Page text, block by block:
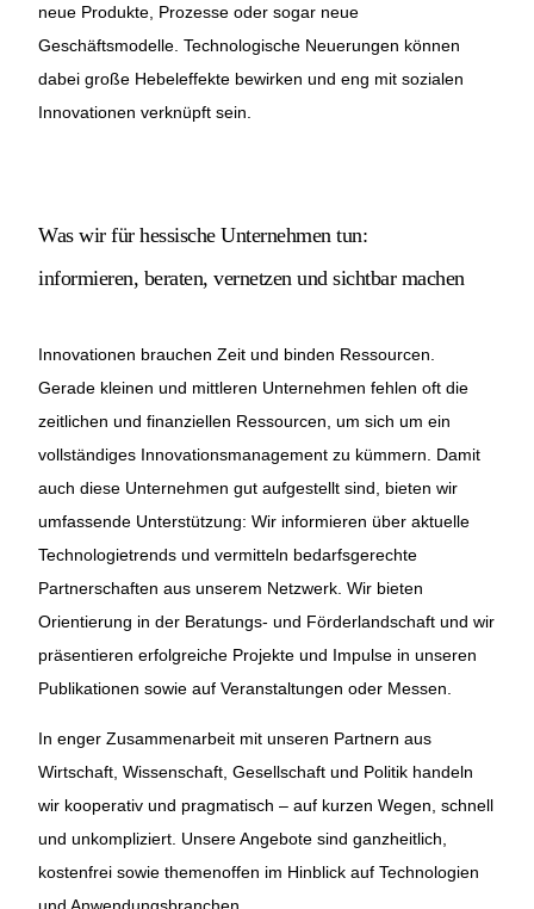
neue Produkte, Prozesse oder sogar neue
Geschäftsmodelle. Technologische Neuerungen können
dabei große Hebeleffekte bewirken und eng mit sozialen
Innovationen verknüpft sein.
Was wir für hessische Unternehmen tun:
informieren, beraten, vernetzen und sichtbar machen
Innovationen brauchen Zeit und binden Ressourcen.
Gerade kleinen und mittleren Unternehmen fehlen oft die
zeitlichen und finanziellen Ressourcen, um sich um ein
vollständiges Innovationsmanagement zu kümmern. Damit
auch diese Unternehmen gut aufgestellt sind, bieten wir
umfassende Unterstützung: Wir informieren über aktuelle
Technologietrends und vermitteln bedarfsgerechte
Partnerschaften aus unserem Netzwerk. Wir bieten
Orientierung in der Beratungs- und Förderlandschaft und wir
präsentieren erfolgreiche Projekte und Impulse in unseren
Publikationen sowie auf Veranstaltungen oder Messen.
In enger Zusammenarbeit mit unseren Partnern aus
Wirtschaft, Wissenschaft, Gesellschaft und Politik handeln
wir kooperativ und pragmatisch – auf kurzen Wegen, schnell
und unkompliziert. Unsere Angebote sind ganzheitlich,
kostenfrei sowie themenoffen im Hinblick auf Technologien
und Anwendungsbranchen.